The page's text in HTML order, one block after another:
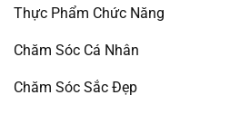
Thực Phẩm Chức Năng
Chăm Sóc Cá Nhân
Chăm Sóc Sắc Đẹp